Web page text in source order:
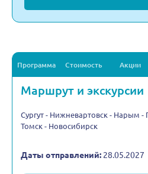
Программа Стоимость Акции
Маршрут и экскурсии
Сургут - Нижневартовск - Нарым
Томск - Новосибирск
Даты отправлений: 28.05.2027